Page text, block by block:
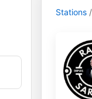
Stations